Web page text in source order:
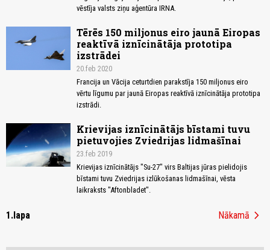
vēstīja valsts ziņu aģentūra IRNA.
Tērēs 150 miljonus eiro jaunā Eiropas
reaktīvā iznīcinātāja prototipa
izstrādei
20.feb 2020
Francija un Vācija ceturtdien parakstīja 150 miljonus eiro
vērtu līgumu par jaunā Eiropas reaktīvā iznīcinātāja prototipa
izstrādi.
Krievijas iznīcinātājs bīstami tuvu
pietuvojies Zviedrijas lidmašīnai
23.feb 2019
Krievijas iznīcinātājs "Su-27" virs Baltijas jūras pielidojis
bīstami tuvu Zviedrijas izlūkošanas lidmašīnai, vēsta
laikraksts "Aftonbladet".
1.lapa Nākamā chevron_right